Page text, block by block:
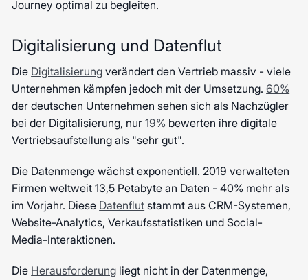
Journey optimal zu begleiten.
Digitalisierung und Datenflut
Die Digitalisierung verändert den Vertrieb massiv - viele
Unternehmen kämpfen jedoch mit der Umsetzung.60%
der deutschen Unternehmen sehen sich als Nachzügler
bei der Digitalisierung, nur19% bewerten ihre digitale
Vertriebsaufstellung als "sehr gut".
Die Datenmenge wächst exponentiell. 2019 verwalteten
Firmen weltweit 13,5 Petabyte an Daten - 40% mehr als
im Vorjahr. Diese Datenflut stammt aus CRM-Systemen,
Website-Analytics, Verkaufsstatistiken und Social-
Media-Interaktionen.
Die Herausforderung liegt nicht in der Datenmenge,